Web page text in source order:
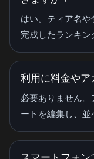
はい。ティア名や
完成したランキン
利用に料金やア
必要ありません
ートを編集し、並